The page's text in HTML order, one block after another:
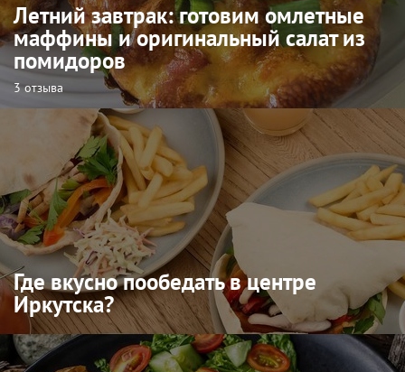
Летний завтрак: готовим омлетные
маффины и оригинальный салат из
помидоров
3 отзыва
Где вкусно пообедать в центре
Иркутска?